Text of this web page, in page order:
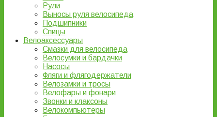
Рули
Выносы руля велосипеда
Подшипники
Спицы
Велоаксессуары
Смазки для велосипеда
Велосумки и бардачки
Насосы
Фляги и флягодержатели
Велозамки и тросы
Велофары и фонари
Звонки и клаксоны
Велокомпьютеры